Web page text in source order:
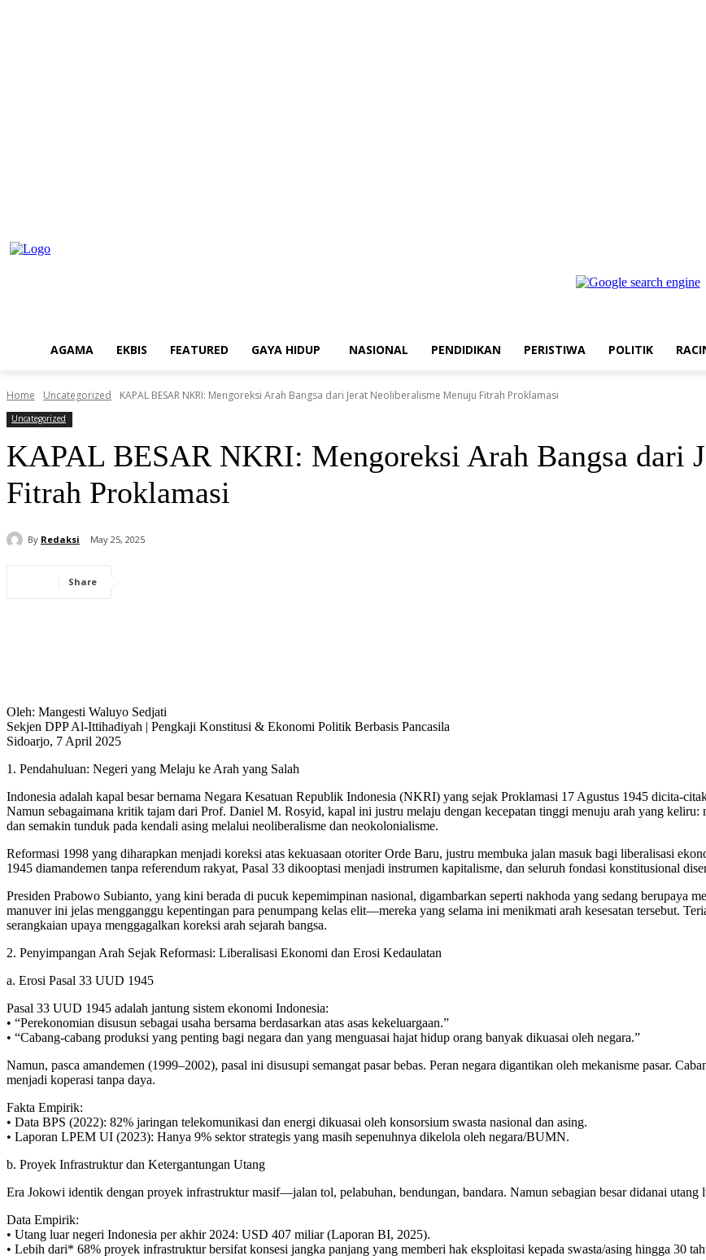
AGAMA EKBIS FEATURED GAYA HIDUP NASIONAL PENDIDIKAN PERISTIWA POLITIK
Home Uncategorized KAPAL BESAR NKRI: Mengoreksi Arah Bangsa dari Jerat Neoliberalisme Menuju Fitrah Proklamasi
Uncategorized
KAPAL BESAR NKRI: Mengoreksi Arah Bangsa dari
Fitrah Proklamasi
By Redaksi May 25, 2025
Share
Oleh: Mangesti Waluyo Sedjati
Sekjen DPP Al-Ittihadiyah | Pengkaji Konstitusi & Ekonomi Politik Berbasis Pancasila
Sidoarjo, 7 April 2025
1. Pendahuluan: Negeri yang Melaju ke Arah yang Salah
Indonesia adalah kapal besar bernama Negara Kesatuan Republik Indonesia (NKRI) yang sejak Proklamasi 17 Agustus 1945 dicita-
Namun sebagaimana kritik tajam dari Prof. Daniel M. Rosyid, kapal ini justru melaju dengan kecepatan tinggi menuju arah yang
dan semakin tunduk pada kendali asing melalui neoliberalisme dan neokolonialisme.
Reformasi 1998 yang diharapkan menjadi koreksi atas kekuasaan otoriter Orde Baru, justru membuka jalan masuk bagi liberalisasi
1945 diamandemen tanpa referendum rakyat, Pasal 33 dikooptasi menjadi instrumen kapitalisme, dan seluruh fondasi konstitusional
Presiden Prabowo Subianto, yang kini berada di pucuk kepemimpinan nasional, digambarkan seperti nakhoda yang sedang berupaya
manuver ini jelas mengganggu kepentingan para penumpang kelas elit—mereka yang selama ini menikmati arah kesesatan tersebut.
serangkaian upaya menggagalkan koreksi arah sejarah bangsa.
2. Penyimpangan Arah Sejak Reformasi: Liberalisasi Ekonomi dan Erosi Kedaulatan
a. Erosi Pasal 33 UUD 1945
Pasal 33 UUD 1945 adalah jantung sistem ekonomi Indonesia:
• “Perekonomian disusun sebagai usaha bersama berdasarkan atas asas kekeluargaan.”
• “Cabang-cabang produksi yang penting bagi negara dan yang menguasai hajat hidup orang banyak dikuasai oleh negara.”
Namun, pasca amandemen (1999–2002), pasal ini disusupi semangat pasar bebas. Peran negara digantikan oleh mekanisme pasar.
menjadi koperasi tanpa daya.
Fakta Empirik:
• Data BPS (2022): 82% jaringan telekomunikasi dan energi dikuasai oleh konsorsium swasta nasional dan asing.
• Laporan LPEM UI (2023): Hanya 9% sektor strategis yang masih sepenuhnya dikelola oleh negara/BUMN.
b. Proyek Infrastruktur dan Ketergantungan Utang
Era Jokowi identik dengan proyek infrastruktur masif—jalan tol, pelabuhan, bendungan, bandara. Namun sebagian besar didanai utang
Data Empirik:
• Utang luar negeri Indonesia per akhir 2024: USD 407 miliar (Laporan BI, 2025).
• Lebih dari* 68% proyek infrastruktur bersifat konsesi jangka panjang yang memberi hak eksploitasi kepada swasta/asing hingga 30